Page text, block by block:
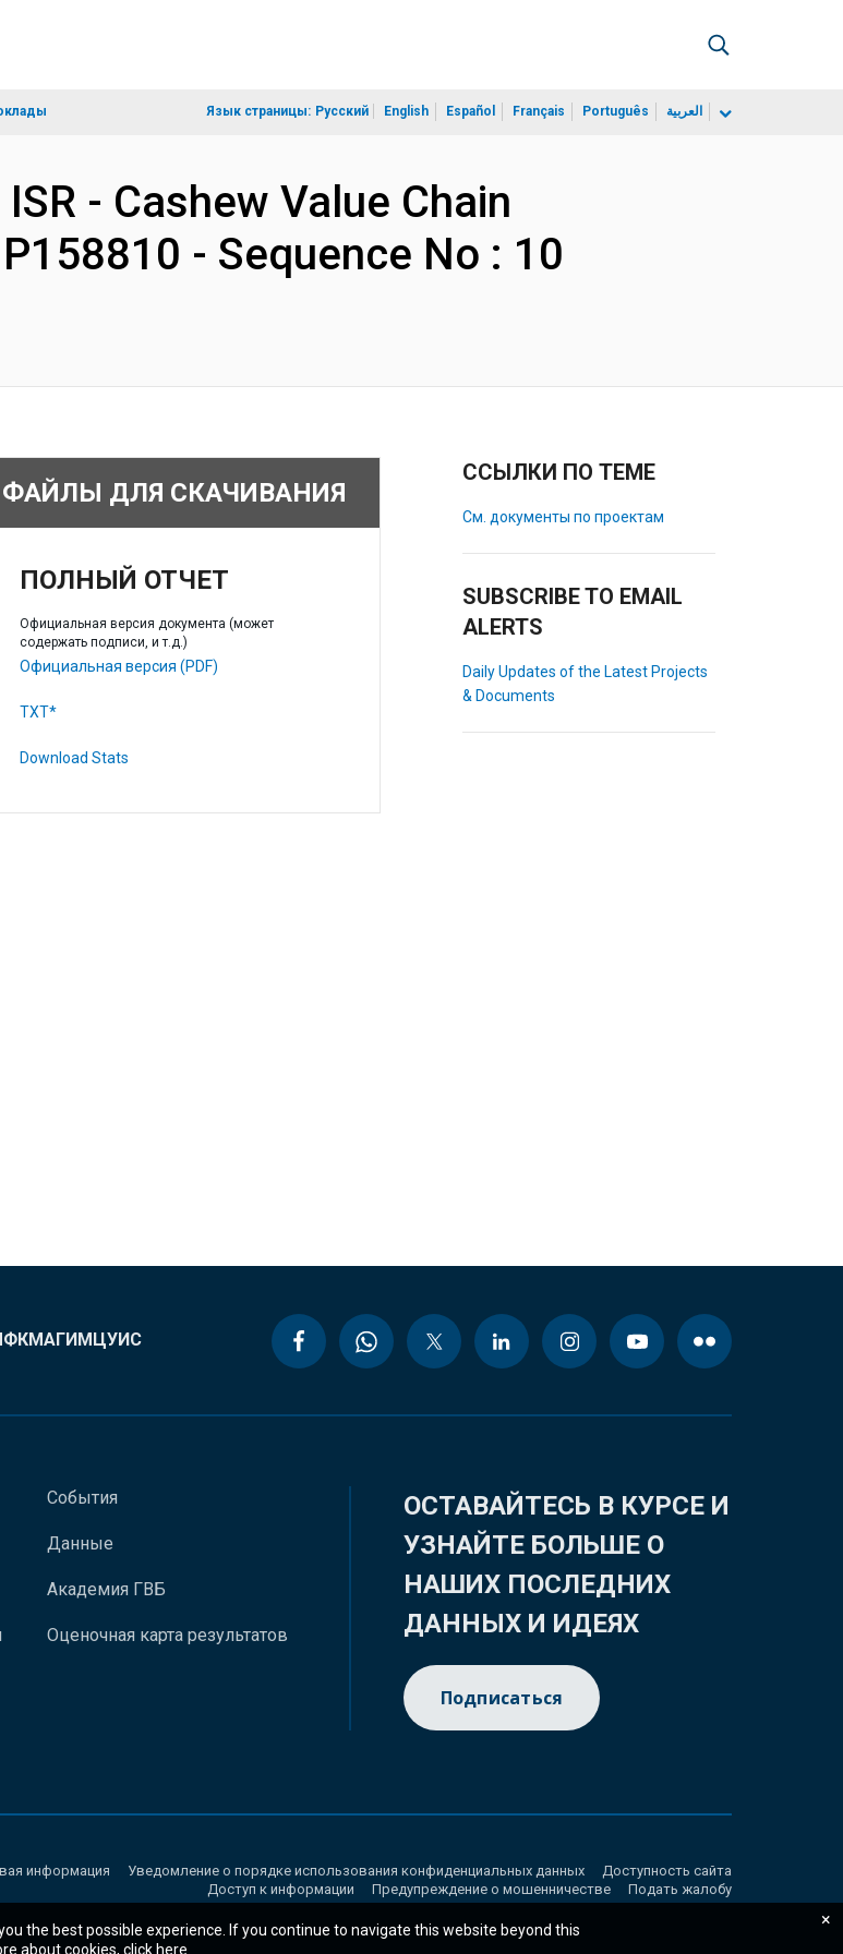
Язык страницы: Русский English Español Français Português العربية
- Cashew Value Chain
- Sequence No : 10
ФАЙЛЫ ДЛЯ СКАЧИВАНИЯ
ПОЛНЫЙ ОТЧЕТ
Официальная версия документа (может
содержать подписи, и т.д.)
Официальная версия (PDF)
TXT*
Download Stats
ССЫЛКИ ПО ТЕМЕ
См. документы по проектам
SUBSCRIBE TO EMAIL
ALERTS
Daily Updates of the Latest Projects
& Documents
МАГИМЦУИС
События
Данные
Академия ГВБ
Оценочная карта результатов
ОСТАВАЙТЕСЬ В КУРСЕ И
УЗНАЙТЕ БОЛЬШЕ О
НАШИХ ПОСЛЕДНИХ
ДАННЫХ И ИДЕЯХ
Подписаться
информация Уведомление о порядке использования конфиденциальных данных
Доступность сайта
Доступ к информации
Предупреждение о мошенничестве Подать жалобу
the best possible experience. If you continue to navigate this website beyond this
about cookies, click here
×